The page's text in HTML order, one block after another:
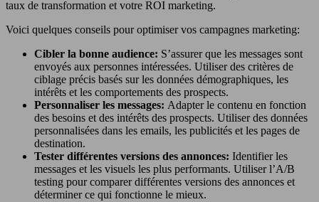
taux de transformation et votre ROI marketing.
Voici quelques conseils pour optimiser vos campagnes marketing:
Cibler la bonne audience: S’assurer que les messages sont
envoyés aux personnes intéressées. Utiliser des critères de
ciblage précis basés sur les données démographiques, les
intérêts et les comportements des prospects.
Personnaliser les messages: Adapter le contenu en fonction
des besoins et des intérêts des prospects. Utiliser des données
personnalisées dans les emails, les publicités et les pages de
destination.
Tester différentes versions des annonces: Identifier les
messages et les visuels les plus performants. Utiliser l’A/B
testing pour comparer différentes versions des annonces et
déterminer ce qui fonctionne le mieux.